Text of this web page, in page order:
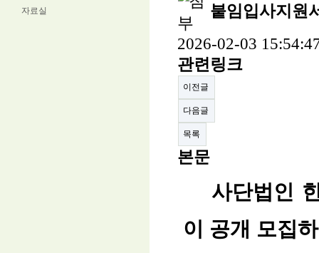
자료실
붙임입사지원
2026-02-03
관련링크
이전글
다음글
목록
본문
사단법인 한
이 공개 모집